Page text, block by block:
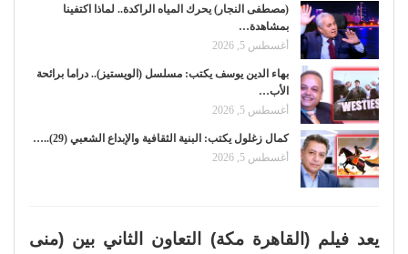
(مصطفى النجار) يحرك المياه الراكدة.. لماذا اكتفينا
بمشاهدة…
أغسطس 5, 2026
بهاء الدين يوسف يكتب: مسلسل (الويستيز).. دراما برائحة
الأب…
أغسطس 5, 2026
كمال زغلول يكتب: البنية الثقافية والإبداع الشعبي (29)..…
أغسطس 5, 2026
يعد فيلم (القاهرة مكة) التعاون الثاني بين (منى